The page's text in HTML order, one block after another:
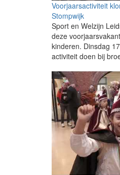
Voorjaarsactiviteit
Stompwijk
Sport en Welzijn
deze
kinderen. Dinsdag
activiteit doen bij